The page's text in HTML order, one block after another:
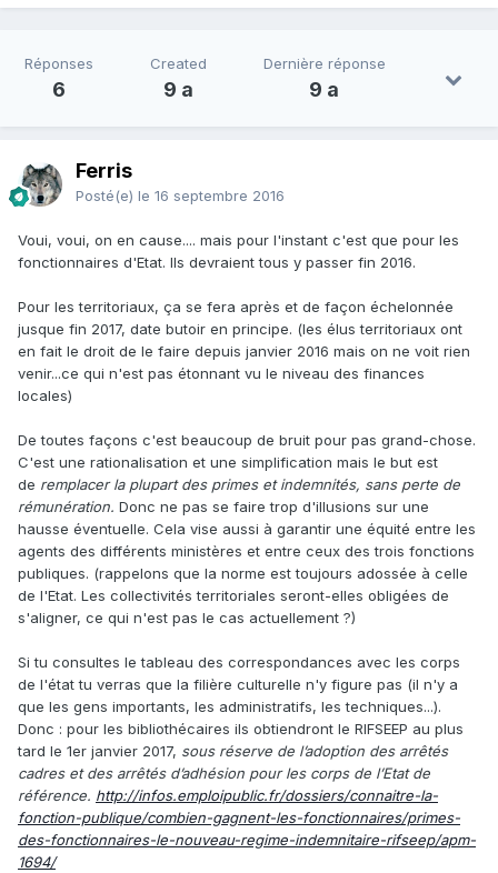
Réponses
6
Created
9 a
Dernière réponse
9 a
Ferris
Posté(e) le 16 septembre 2016
Voui, voui, on en cause.... mais pour l'instant c'est que pour les
fonctionnaires d'Etat. Ils devraient tous y passer fin 2016.
Pour les territoriaux, ça se fera après et de façon échelonnée
jusque fin 2017, date butoir en principe. (les élus territoriaux ont
en fait le droit de le faire depuis janvier 2016 mais on ne voit rien
venir...ce qui n'est pas étonnant vu le niveau des finances
locales)
De toutes façons c'est beaucoup de bruit pour pas grand-chose.
C'est une rationalisation et une simplification mais le but est
de remplacer la plupart des primes et indemnités, sans perte de
rémunération. Donc ne pas se faire trop d'illusions sur une
hausse éventuelle. Cela vise aussi à garantir une équité entre les
agents des différents ministères et entre ceux des trois fonctions
publiques. (rappelons que la norme est toujours adossée à celle
de l'Etat. Les collectivités territoriales seront-elles obligées de
s'aligner, ce qui n'est pas le cas actuellement ?)
Si tu consultes le tableau des correspondances avec les corps
de l'état tu verras que la filière culturelle n'y figure pas (il n'y a
que les gens importants, les administratifs, les techniques...).
Donc : pour les bibliothécaires ils obtiendront le RIFSEEP au plus
tard le 1er janvier 2017, sous réserve de l’adoption des arrêtés
cadres et des arrêtés d’adhésion pour les corps de l’Etat de
référence. http://infos.emploipublic.fr/dossiers/connaitre-la-
fonction-publique/combien-gagnent-les-fonctionnaires/primes-
des-fonctionnaires-le-nouveau-regime-indemnitaire-rifseep/apm-
1694/